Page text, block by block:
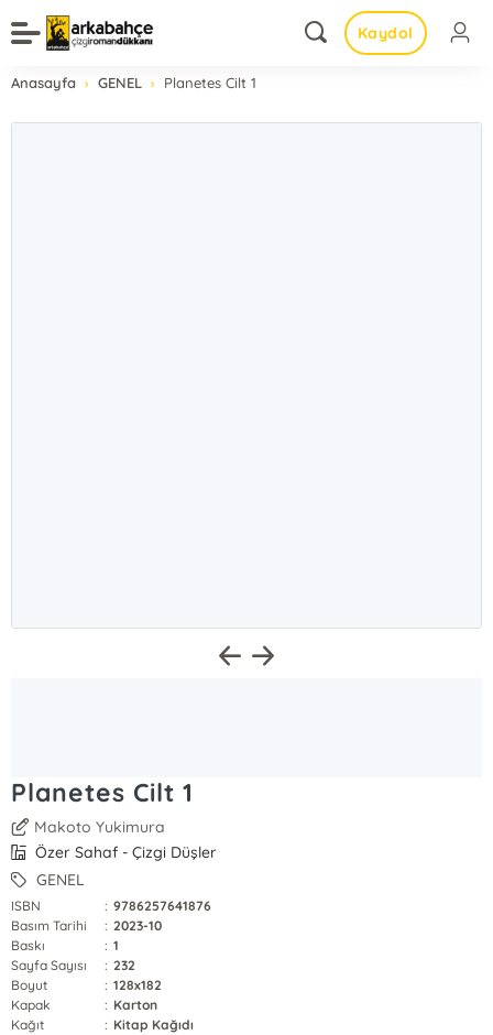
Kaydol
Anasayfa GENEL Planetes Cilt 1
Planetes Cilt 1
Makoto Yukimura
Özer Sahaf - Çizgi Düşler
GENEL
ISBN : 9786257641876
Basım Tarihi
: 2023-10
Baskı
: 1
Sayfa Sayısı
: 232
Boyut
: 128x182
Kapak
: Karton
Kağıt
: Kitap Kağıdı